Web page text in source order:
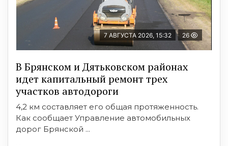
7 АВГУСТА 2026, 15:32 26
В Брянском и Дятьковском районах
идет капитальный ремонт трех
участков автодороги
4,2 км составляет его общая протяженность.
Как сообщает Управление автомобильных
дорог Брянской ...